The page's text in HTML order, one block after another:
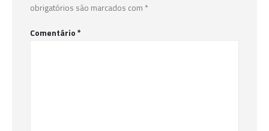
obrigatórios são marcados com *
Comentário*